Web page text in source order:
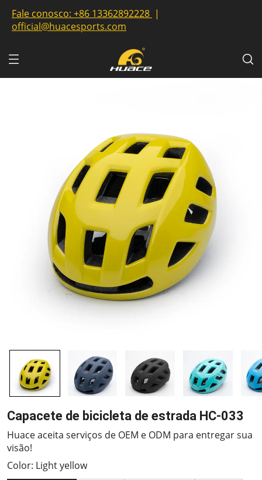
Fale conosco: +86 13362892228 |
official@huacesports.com
Capacete de bicicleta de estrada HC-033
Huace aceita serviços de OEM e ODM para entregar sua
visão!
Color: Light yellow